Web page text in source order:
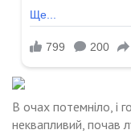
В очах потемніло, і
неквапливий, почав